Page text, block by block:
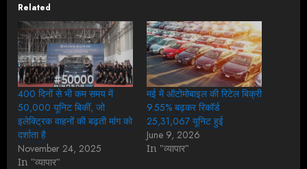
Related
400 दिनों से भी कम समय में
50,000 यूनिट बिकीं, जो
इलेक्ट्रिक वाहनों की बढ़ती मांग को
दर्शाता है
November 24, 2025
In "व्यापार"
मई में ऑटोमोबाइल की रिटेल बिक्री
9.55% बढ़कर रिकॉर्ड
25,31,067 यूनिट हुई
June 9, 2026
In "व्यापार"